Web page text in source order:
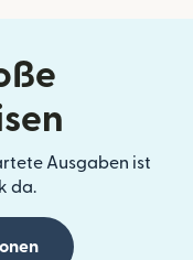
Ausgaben ist
da.